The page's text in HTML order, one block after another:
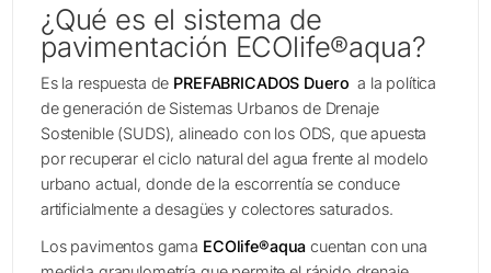
¿Qué es el sistema de
pavimentación ECOlife®aqua?
Es la respuesta de PREFABRICADOS Duero a la política
de generación de Sistemas Urbanos de Drenaje
Sostenible (SUDS), alineado con los ODS, que apuesta
por recuperar el ciclo natural del agua frente al modelo
urbano actual, donde de la escorrentía se conduce
artificialmente a desagües y colectores saturados.
Los pavimentos gama ECOlife®aqua cuentan con una